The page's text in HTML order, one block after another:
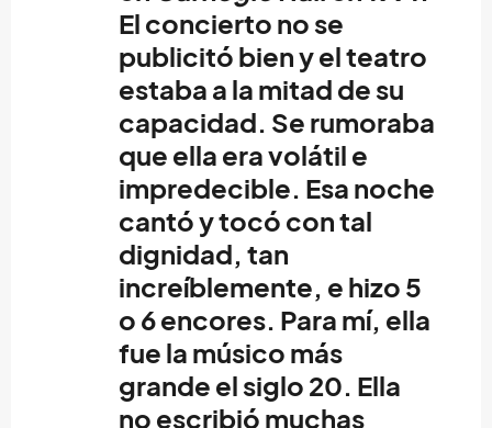
El concierto no se
publicitó bien y el teatro
estaba a la mitad de su
capacidad. Se rumoraba
que ella era volátil e
impredecible. Esa noche
cantó y tocó con tal
dignidad, tan
increíblemente, e hizo 5
o 6 encores. Para mí, ella
fue la músico más
grande el siglo 20. Ella
no escribió muchas